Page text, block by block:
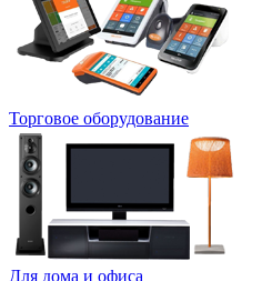
Торговое оборудование
Для дома и офиса